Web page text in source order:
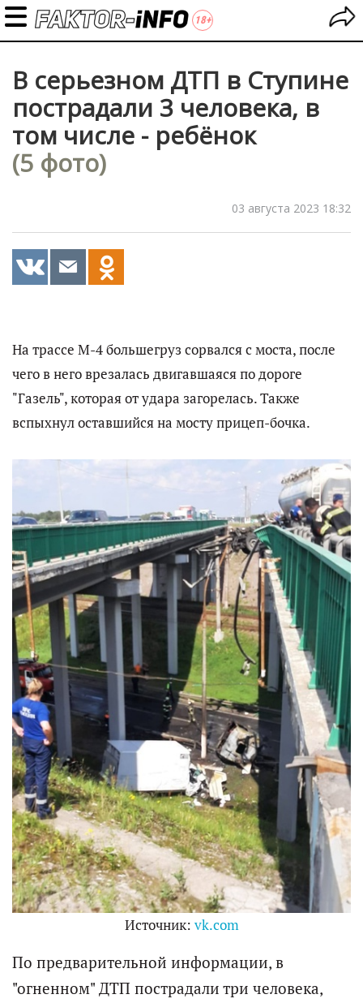
В серьезном ДТП в Ступине
пострадали 3 человека, в
том числе - ребёнок
(5 фото)
03 августа 2023 18:32
На трассе М-4 большегруз сорвался с моста, после
чего в него врезалась двигавшаяся по дороге
"Газель", которая от удара загорелась. Также
вспыхнул оставшийся на мосту прицеп-бочка.
Источник: vk.com
По предварительной информации, в
"огненном" ДТП пострадали три человека,